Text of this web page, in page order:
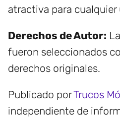
atractiva para cualquier
Derechos de Autor:
fueron seleccionados
derechos originales.
Publicado porTrucos
independiente de